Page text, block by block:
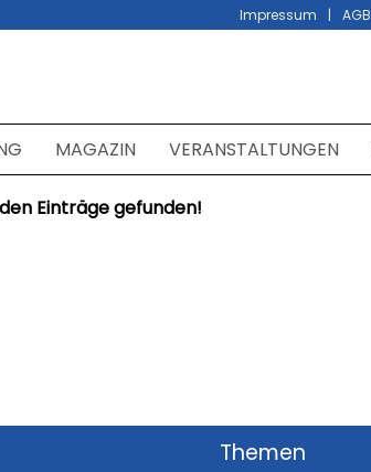
Impressum AGB
MAGAZIN VERANSTALTUNGEN
Einträge gefunden!
Themen